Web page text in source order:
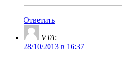
Ответить
VTA:
28/10/2013 в 16:37